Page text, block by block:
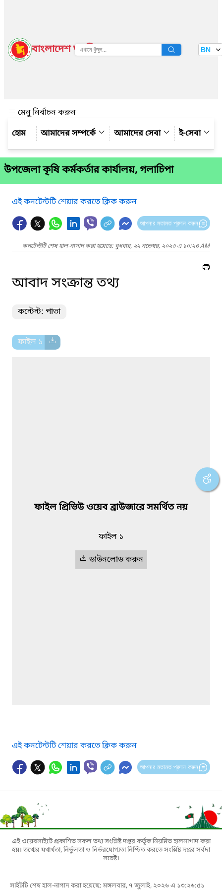
বাংলাদেশ জাতীয় তথ্য বাতায়ন BN
মেনু নির্বাচন করুন
আমাদের সম্পর্কে
আমাদের সেবা ই-সেবা
উপজেলা কৃষি কর্মকর্তার কার্যালয়, গলাচিপা
এই কনটেন্টটি শেয়ার করতে ক্লিক করুন
আপনার মতামত প্রদান করুন
কনটেন্টটি শেষ হাল-নাগাদ করা হয়েছে: বুধবার, ২২ নভেম্বর, ২০২৩ এ ১০:২৩ AM
আবাদ সংক্রান্ত তথ্য
কন্টেন্ট: পাতা
ফাইল ১
ফাইল প্রিভিউ ওয়েব ব্রাউজারে সমর্থিত নয়
ফাইল ১
ডাউনলোড করুন
এই কনটেন্টটি শেয়ার করতে ক্লিক করুন
আপনার মতামত প্রদান করুন
এই ওয়েবসাইটে প্রকাশিত সকল তথ্য সংশ্লিষ্ট দপ্তর কর্তৃক নিয়মিত হালনাগাদ করা
হয়। তথ্যের যথার্থতা, নির্ভুলতা ও নির্ভরযোগ্যতা নিশ্চিত করতে সংশ্লিষ্ট দপ্তর সর্বদা
সচেষ্ট।
সাইটটি শেষ হাল-নাগাদ করা হয়েছে: মঙ্গলবার, ৭ জুলাই, ২০২৬ এ ১৩:২৬:৫১